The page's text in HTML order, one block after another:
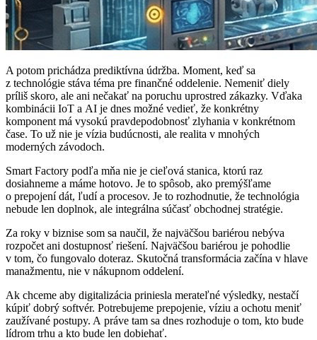
A potom prichádza prediktívna údržba. Moment, keď sa
z technológie stáva téma pre finančné oddelenie. Nemeniť diely
príliš skoro, ale ani nečakať na poruchu uprostred zákazky. Vďaka
kombinácii IoT a AI je dnes možné vedieť, že konkrétny
komponent má vysokú pravdepodobnosť zlyhania v konkrétnom
čase. To už nie je vízia budúcnosti, ale realita v mnohých
moderných závodoch.
Smart Factory podľa mňa nie je cieľová stanica, ktorú raz
dosiahneme a máme hotovo. Je to spôsob, ako premýšľame
o prepojení dát, ľudí a procesov. Je to rozhodnutie, že technológia
nebude len doplnok, ale integrálna súčasť obchodnej stratégie.
Za roky v biznise som sa naučil, že najväčšou bariérou nebýva
rozpočet ani dostupnosť riešení. Najväčšou bariérou je pohodlie
v tom, čo fungovalo doteraz. Skutočná transformácia začína v hlave
manažmentu, nie v nákupnom oddelení.
Ak chceme aby digitalizácia priniesla merateľné výsledky, nestačí
kúpiť dobrý softvér. Potrebujeme prepojenie, víziu a ochotu meniť
zaužívané postupy. A práve tam sa dnes rozhoduje o tom, kto bude
lídrom trhu a kto bude len dobiehať.